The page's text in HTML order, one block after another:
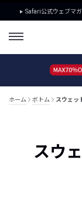
Safari公式ウェブマ
ホーム ボトム スウェッ
スウ